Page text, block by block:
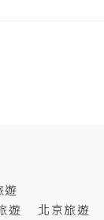
遊
遊
北京旅遊